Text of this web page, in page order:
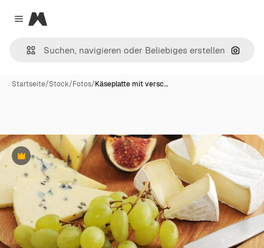
Close menu
Magnific
Nach
Startseite/Stock/Fotos/Käseplatte mit versc…
Premium